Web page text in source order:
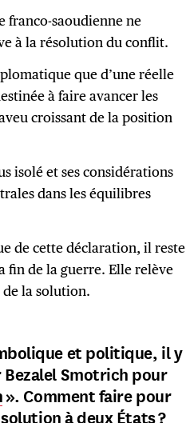
franco-saoudienne ne
à la résolution du conflit.
que d’une réelle
à faire avancer les
croissant de la position
isolé et ses considérations
dans les équilibres
de cette déclaration, il reste
fin de la guerre. Elle relève
la solution.
et politique, il y
Bezalel Smotrich pour
». Comment faire pour
à deux États ?